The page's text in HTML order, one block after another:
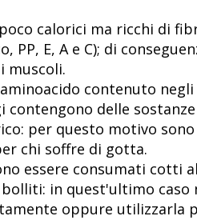
calorici ma ricchi di
PP, E, A e C); di
muscoli.
contenuto
contengono delle
per questo motivo
chi soffre di gotta.
essere consumati cotti
in quest'ultimo caso
oppure utilizzarla